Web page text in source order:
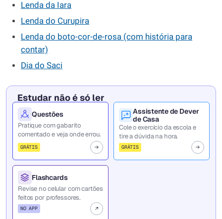
Lenda da Iara
Lenda do Curupira
Lenda do boto-cor-de-rosa (com história para
contar)
Dia do Saci
Estudar não é só ler
Questões
Pratique com gabarito
comentado e veja onde errou.
GRÁTIS
Assistente de Dever
de Casa
Cole o exercício da escola e
tire a dúvida na hora.
GRÁTIS
Flashcards
Revise no celular com cartões
feitos por professores.
NO APP